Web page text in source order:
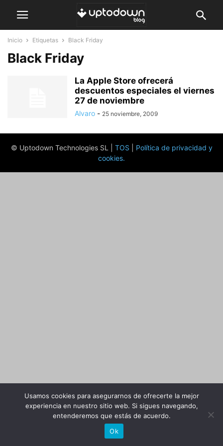
Inicio Etiquetas Black Friday
Black Friday
La Apple Store ofrecerá
descuentos especiales el viernes
27 de noviembre
Alvaro - 25 noviembre, 2009
© Uptodown Technologies SL | TOS
Política de privacidad y
cookies.
Usamos cookies para asegurarnos de ofrecerte la mejor
experiencia en nuestro sitio web. Si sigues navegando,
entenderemos que estás de acuerdo.
Ok